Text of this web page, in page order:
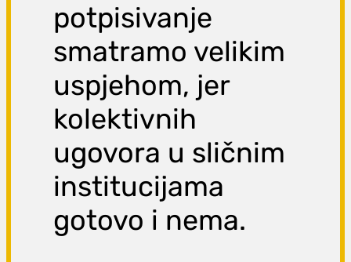
potpisivanje
smatramo velikim
uspjehom, jer
kolektivnih
ugovora u sličnim
institucijama
gotovo i nema.